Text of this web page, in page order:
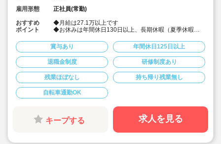
雇用形態
正社員(常勤)
おすすめ
ポイント
◆月給は27.1万以上です
◆お休みは年間休日130日以上、長期休暇（夏季休暇で9
◆雲母保育園は60名以下のコンパクトなサイズの園にな
ります
◆仕事もプライベートも両立出来ます。
◆残業少な目です（サービス残業・持ち帰り業務をしな
い仕組みになっています。平均残業 月4.7時間！）
◆行事は最低限です！行事に追われることはありませ
ん。
◆日々の保育を大切に楽しくお仕事出来ます（行事準
備・書き物類軽減されています）
◆ピアノが弾けなくてOKです。（得意分野を活かして頂
◆保育以外の業務量が不安な方も安心です。（ICTシステ
ム導入で業務効率化が図れています）
◆保育経験がない、ブランクがある方も安心です。（先
賞与あり 年間休日125日以上
退職金制度 研修制度あり
残業ほぼなし 持ち帰り残業無し
自転車通勤OK
キープする 求人を見る